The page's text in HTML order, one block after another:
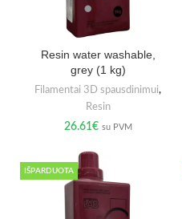
Resin water washable,
grey (1 kg)
Filamentai 3D spausdinimui,
Resin
26.61€ su PVM
IŠPARDUOTA